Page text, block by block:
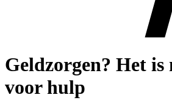
Geldzorgen? Het
voor hulp